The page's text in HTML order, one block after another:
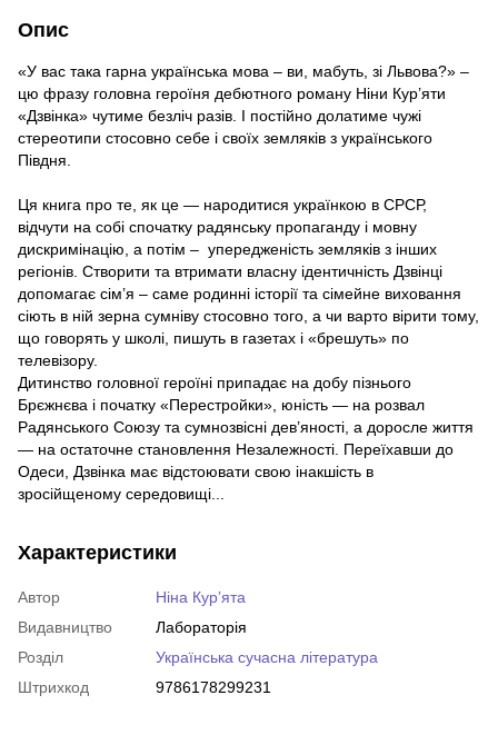
Опис
«У вас така гарна українська мова – ви, мабуть, зі Львова?» –
цю фразу головна героїня дебютного роману Ніни Кур’яти
«Дзвінка» чутиме безліч разів. І постійно долатиме чужі
стереотипи стосовно себе і своїх земляків з українського
Півдня.
Ця книга про те, як це — народитися українкою в СРСР,
відчути на собі спочатку радянську пропаганду і мовну
дискримінацію, а потім – упередженість земляків з інших
регіонів. Створити та втримати власну ідентичність Дзвінці
допомагає сім’я – саме родинні історії та сімейне виховання
сіють в ній зерна сумніву стосовно того, а чи варто вірити тому,
що говорять у школі, пишуть в газетах і «брешуть» по
телевізору.
Дитинство головної героїні припадає на добу пізнього
Брєжнєва і початку «Перестройки», юність — на розвал
Радянського Союзу та сумнозвісні дев’яності, а доросле життя
— на остаточне становлення Незалежності. Переїхавши до
Одеси, Дзвінка має відстоювати свою інакшість в
зросійщеному середовищі...
Характеристики
Автор
Ніна Курʼята
Видавництво
Лабораторія
Розділ
Українська сучасна література
Штрихкод
9786178299231